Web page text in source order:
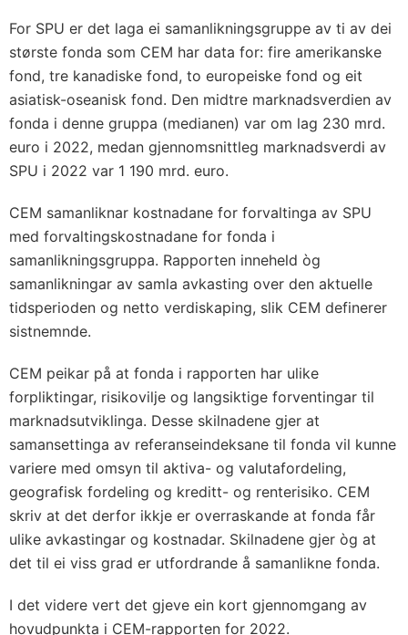
For SPU er det laga ei samanlikningsgruppe av ti av dei
største fonda som CEM har data for: fire amerikanske
fond, tre kanadiske fond, to europeiske fond og eit
asiatisk-oseanisk fond. Den midtre marknadsverdien av
fonda i denne gruppa (medianen) var om lag 230 mrd.
euro i 2022, medan gjennomsnittleg marknadsverdi av
SPU i 2022 var 1 190 mrd. euro.
CEM samanliknar kostnadane for forvaltinga av SPU
med forvaltingskostnadane for fonda i
samanlikningsgruppa. Rapporten inneheld òg
samanlikningar av samla avkasting over den aktuelle
tidsperioden og netto verdiskaping, slik CEM definerer
sistnemnde.
CEM peikar på at fonda i rapporten har ulike
forpliktingar, risikovilje og langsiktige forventingar til
marknadsutviklinga. Desse skilnadene gjer at
samansettinga av referanseindeksane til fonda vil kunne
variere med omsyn til aktiva- og valutafordeling,
geografisk fordeling og kreditt- og renterisiko. CEM
skriv at det derfor ikkje er overraskande at fonda får
ulike avkastingar og kostnadar. Skilnadene gjer òg at
det til ei viss grad er utfordrande å samanlikne fonda.
I det videre vert det gjeve ein kort gjennomgang av
hovudpunkta i CEM-rapporten for 2022.